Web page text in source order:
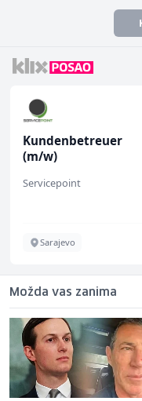
Komercijalista -
Serviser kafe aparata
P Trade
Tuzla
Možda vas zanima